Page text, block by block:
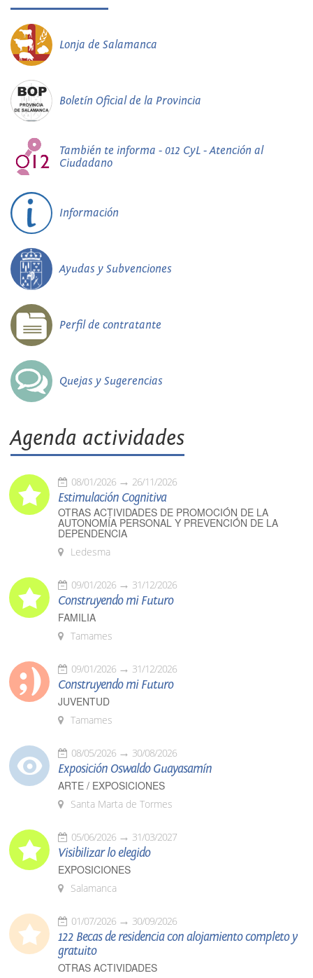
Lonja de Salamanca
Boletín Oficial de la Provincia
También te informa - 012 CyL - Atención al
Ciudadano
Información
Ayudas y Subvenciones
Perfil de contratante
Quejas y Sugerencias
Agenda actividades
08/01/2026 26/11/2026
Estimulación Cognitiva
OTRAS ACTIVIDADES DE PROMOCIÓN DE LA
AUTONOMÍA PERSONAL Y PREVENCIÓN DE LA
DEPENDENCIA
Ledesma
09/01/2026 31/12/2026
Construyendo mi Futuro
FAMILIA
Tamames
09/01/2026 31/12/2026
Construyendo mi Futuro
JUVENTUD
Tamames
08/05/2026 30/08/2026
Exposición Oswaldo Guayasamín
ARTE / EXPOSICIONES
Santa Marta de Tormes
05/06/2026 31/03/2027
Visibilizar lo elegido
EXPOSICIONES
Salamanca
01/07/2026 30/09/2026
122 Becas de residencia con alojamiento completo y
gratuito
OTRAS ACTIVIDADES